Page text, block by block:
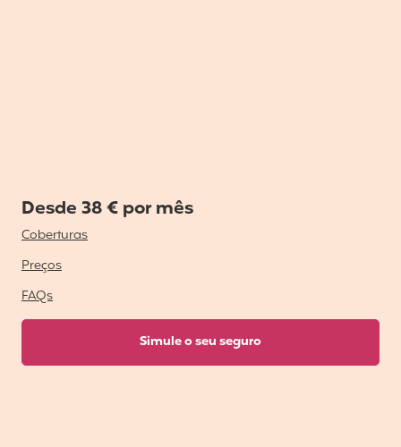
Desde 38 € por mês
Coberturas
Preços
FAQs
Simule o seu seguro